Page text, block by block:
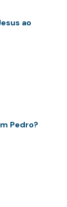
ao
Pedro?